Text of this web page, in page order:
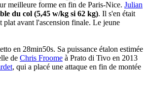
meilleure forme en fin de Paris-Nice. Julian
du col (5,45 w/kg si 62 kg). Il s'en était
plat avant l'ascension finale. Le jeune
en 28min50s. Sa puissance étalon estimée
de Chris Froome à Prato di Tivo en 2013
, qui a placé une attaque en fin de montée